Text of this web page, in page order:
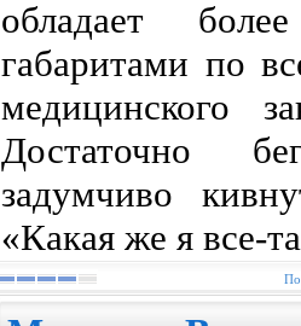
обладает
габаритами по
медицинского
Достаточно
задумчиво
«Какая же я все-